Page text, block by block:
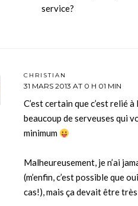
service?
CHRISTIAN
31 MARS 2013 AT 0 H 01 MIN
C’est certain que c’est relié
beaucoup de serveuses qui
minimum
Malheureusement, je n’ai
(m’enfin, c’est possible que
cas!), mais ça devait être